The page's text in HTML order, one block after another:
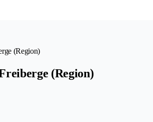
(Region)
(Region)